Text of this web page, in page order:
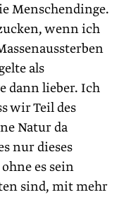
Menschendinge.
wenn ich
als
dann lieber. Ich
wir Teil des
Natur da
nur dieses
es sein
sind, mit mehr